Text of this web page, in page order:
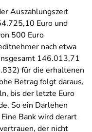
Auszahlungszeit
Euro und
500 Euro
nach etwa
146.013,71
für die erhaltenen
Betrag folgt daraus,
bis der letzte Euro
So ein Darlehen
Bank wird derart
der nicht